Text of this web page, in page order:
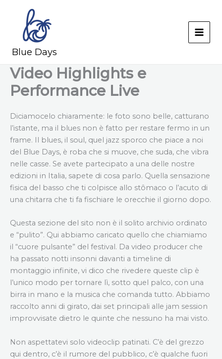
content
Blue Days
MAIN
Video Highlights e
Performance Live
Diciamocelo chiaramente: le foto sono belle, catturano
l’istante, ma il blues non è fatto per restare fermo in un
frame. Il blues, il soul, quel jazz sporco che piace a noi
del Blue Days, è roba che si muove, che suda, che vibra
nelle casse. Se avete partecipato a una delle nostre
edizioni in Italia, sapete di cosa parlo. Quella sensazione
fisica del basso che ti colpisce allo stômaco o l’acuto di
una chitarra che ti fa fischiare le orecchie il giorno dopo.
Questa sezione del sito non è il solito archivio ordinato
e “pulito”. Qui abbiamo caricato quello che chiamiamo
il “cuore pulsante” del festival. Da video producer che
ha passato notti insonni davanti a timeline di
montaggio infinite, vi dico che rivedere queste clip è
l’unico modo per tornare lì, sotto quel palco, con una
birra in mano e la musica che comanda tutto. Abbiamo
raccolto anni di girato, dai set principali alle jam session
improvvisate dietro le quinte che nessuno ha mai visto.
Non aspettatevi solo videoclip patinati. C’è del grezzo
qui dentro, c’è il rumore del pubblico, c’è qualche fuori